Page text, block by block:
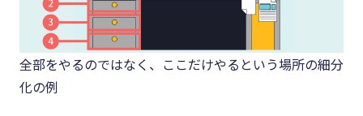
全部をやるのではなく、ここだけやるという場所の細分
化の例